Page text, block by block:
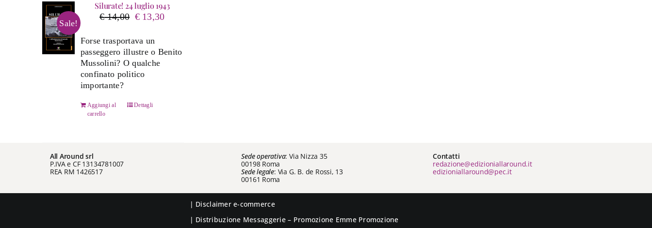
Sale!
Silurate! 24 luglio 1943
€14,00 Il
originale
era:
€ 14,00.
€13,30Il
è:
Forse trasportava un
passeggero illustre o Benito
Mussolini? O qualche
confinato politico
importante?
Aggiungi al
carrello
Dettagli
All Around srl
P.IVA e CF 13134781007
REA RM 1426517
Sede operativa: Via Nizza 35
00198 Roma
Sede legale: Via G. B. de Rossi, 13
00161 Roma
Contatti
redazione@edizioniallaround.it
edizioniallaround@pec.it
| Disclaimer e-commerce
| Distribuzione Messaggerie– Promozione Emme Promozione